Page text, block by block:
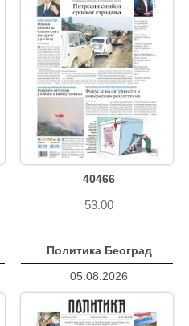
40466
53.00
Политика Београд
05.08.2026